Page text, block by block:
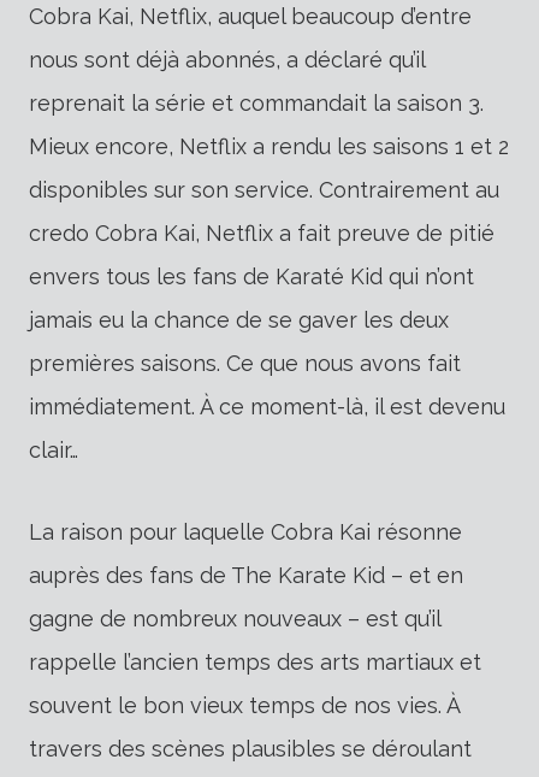
Cobra Kai, Netflix, auquel beaucoup d’entre
nous sont déjà abonnés, a déclaré qu’il
reprenait la série et commandait la saison 3.
Mieux encore, Netflix a rendu les saisons 1 et 2
disponibles sur son service. Contrairement au
credo Cobra Kai, Netflix a fait preuve de pitié
envers tous les fans de Karaté Kid qui n’ont
jamais eu la chance de se gaver les deux
premières saisons. Ce que nous avons fait
immédiatement. À ce moment-là, il est devenu
clair…
La raison pour laquelle Cobra Kai résonne
auprès des fans de The Karate Kid – et en
gagne de nombreux nouveaux – est qu’il
rappelle l’ancien temps des arts martiaux et
souvent le bon vieux temps de nos vies. À
travers des scènes plausibles se déroulant